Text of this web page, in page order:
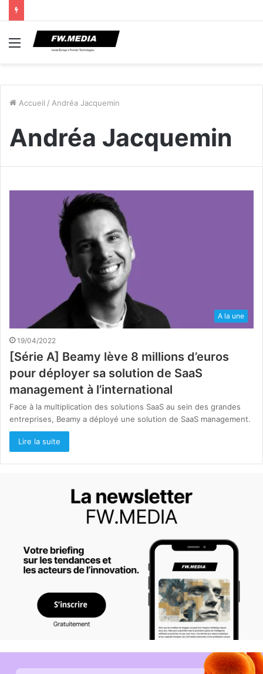
Menu
Accueil / Andréa Jacquemin
Andréa Jacquemin
A la une
19/04/2022
[Série A] Beamy lève 8 millions d’euros
pour déployer sa solution de SaaS
management à l’international
Face à la multiplication des solutions SaaS au sein des grandes
entreprises, Beamy a déployé une solution de SaaS management.
Lire la suite